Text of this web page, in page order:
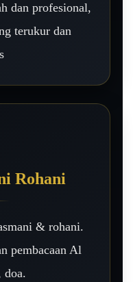
dan profesional,
terukur dan
Rohani
& rohani.
pembacaan Al
doa.